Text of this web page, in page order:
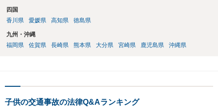
四国
香川県
愛媛県 高知県 徳島県
九州・沖縄
福岡県
佐賀県 長崎県 熊本県 大分県 宮崎県 鹿児島県 沖縄県
子供の交通事故の法律Q&Aランキング